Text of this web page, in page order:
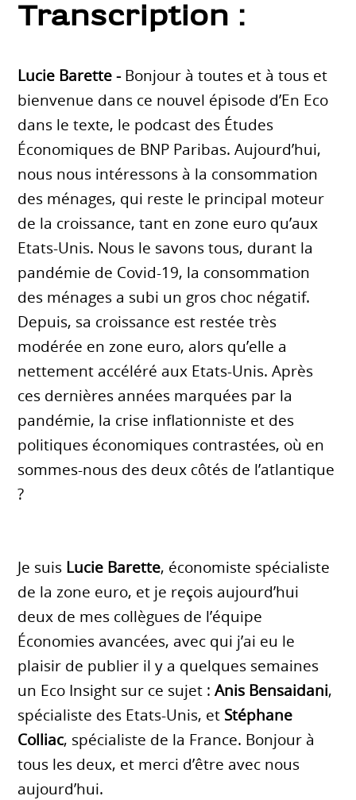
Transcription :
Lucie Barette -Bonjour à toutes et à tous et
bienvenue dans ce nouvel épisode d’En Eco
dans le texte, le podcast des Études
Économiques de BNP Paribas. Aujourd’hui,
nous nous intéressons à la consommation
des ménages, qui reste le principal moteur
de la croissance, tant en zone euro qu’aux
Etats-Unis. Nous le savons tous, durant la
pandémie de Covid-19, la consommation
des ménages a subi un gros choc négatif.
Depuis, sa croissance est restée très
modérée en zone euro, alors qu’elle a
nettement accéléré aux Etats-Unis. Après
ces dernières années marquées par la
pandémie, la crise inflationniste et des
politiques économiques contrastées, où en
sommes-nous des deux côtés de l’atlantique
?
Je suis Lucie Barette, économiste spécialiste
de la zone euro, et je reçois aujourd’hui
deux de mes collègues de l’équipe
Économies avancées, avec qui j’ai eu le
plaisir de publier il y a quelques semaines
un Eco Insight sur ce sujet :Anis Bensaidani,
spécialiste des Etats-Unis, et Stéphane
Colliac, spécialiste de la France. Bonjour à
tous les deux, et merci d’être avec nous
aujourd’hui.